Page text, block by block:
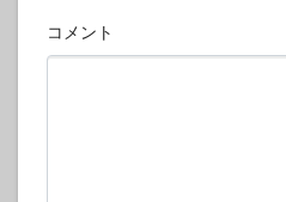
コメント